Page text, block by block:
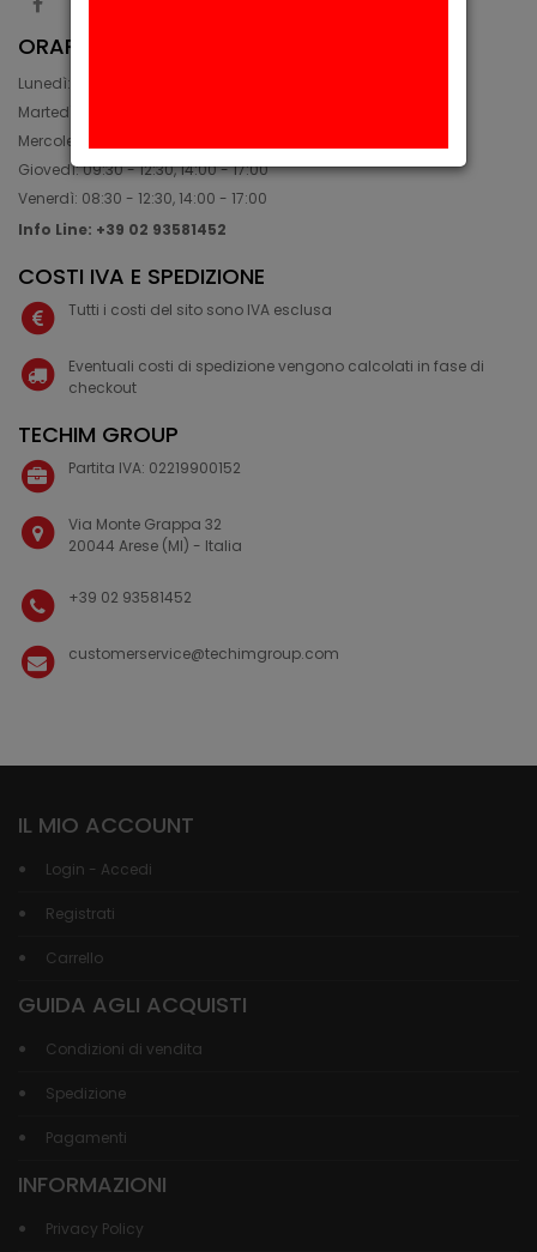
ORARIO
Lunedì: 08:30 - 12:30, 14:00 - 17:45
Martedì: 08:30 - 12:30, 14:00 - 17:00
Mercoledì: 08:30 - 12:30, 14:00 - 17:00
Giovedì: 09:30 - 12:30, 14:00 - 17:00
Venerdì: 08:30 - 12:30, 14:00 - 17:00
Info Line: +39 02 93581452
COSTI IVA E SPEDIZIONE
Tutti i costi del sito sono IVA esclusa
Eventuali costi di spedizione vengono calcolati in fase di
checkout
TECHIM GROUP
Partita IVA: 02219900152
Via Monte Grappa 32
20044 Arese (MI) - Italia
+39 02 93581452
customerservice@techimgroup.com
IL MIO ACCOUNT
Login - Accedi
Registrati
Carrello
GUIDA AGLI ACQUISTI
Condizioni di vendita
Spedizione
Pagamenti
INFORMAZIONI
Privacy Policy